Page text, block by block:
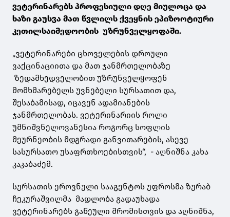
ვეტერინარებს პროფესიული დღე მიულოცა და
ხაზი გაუსვა მათ წვლილს ქვეყნის ეპიზოოტიური
კეთილსაიმედოობის უზრუნველყოფაში.
„ვეტერინარები ცხოველების დროული
ვაქცინაციითა და მათ ჯანმრთელობაზე
ზედამხედველობით უზრუნველყოფენ
მომხმარებელს უვნებელი სურსათით და,
შესაბამისად, იცავენ ადამიანების
ჯანმრთელობას. ვეტერინარიის როლი
უმნიშვნელოვანესია როგორც სოფლის
მეურნეობის მდგრადი განვითარების, ასევე
სასურსათო უსაფრთხოებისთვის“, - აღნიშნა კახა
კაკაბაძემ.
სურსათის ეროვნული სააგენტოს უფროსმა ზურაბ
ჩეკურაშვილმა მადლობა გადაუხადა
ვეტერინარებს გაწეული შრომისთვის და აღნიშნა,